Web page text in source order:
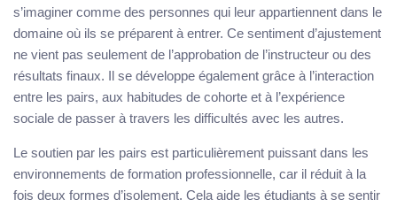
s’imaginer comme des personnes qui leur appartiennent dans le
domaine où ils se préparent à entrer. Ce sentiment d’ajustement
ne vient pas seulement de l’approbation de l’instructeur ou des
résultats finaux. Il se développe également grâce à l’interaction
entre les pairs, aux habitudes de cohorte et à l’expérience
sociale de passer à travers les difficultés avec les autres.
Le soutien par les pairs est particulièrement puissant dans les
environnements de formation professionnelle, car il réduit à la
fois deux formes d’isolement. Cela aide les étudiants à se sentir